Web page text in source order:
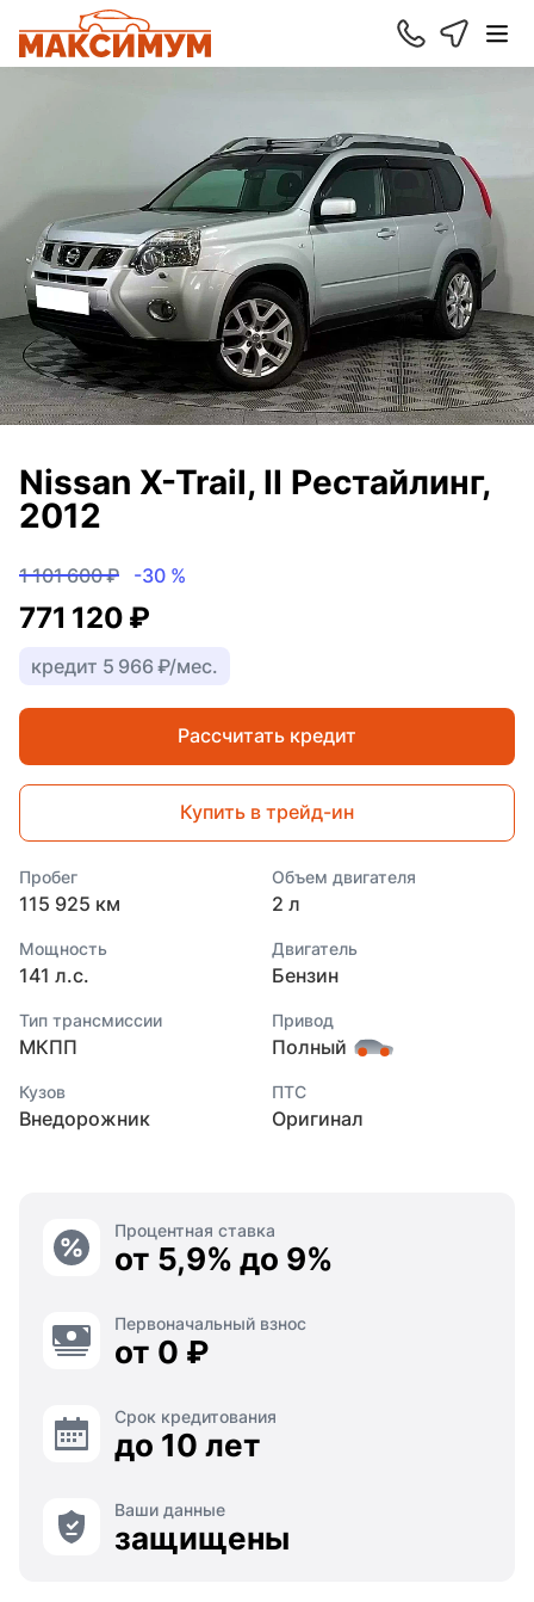
Nissan X-Trail, II Рестайлинг,
2012
1 101 600 ₽ -30 %
771 120 ₽
кредит 5 966 ₽/мес.
Рассчитать кредит
Купить в трейд-ин
Пробег
115 925 км
Объем двигателя
2 л
Мощность
141 л.с.
Двигатель
Бензин
Тип трансмиссии
МКПП
Привод
Полный
Кузов
Внедорожник
ПТС
Оригинал
Процентная ставка
от 5,9% до 9%
Первоначальный взнос
от 0 ₽
Срок кредитования
до 10 лет
Ваши данные
защищены